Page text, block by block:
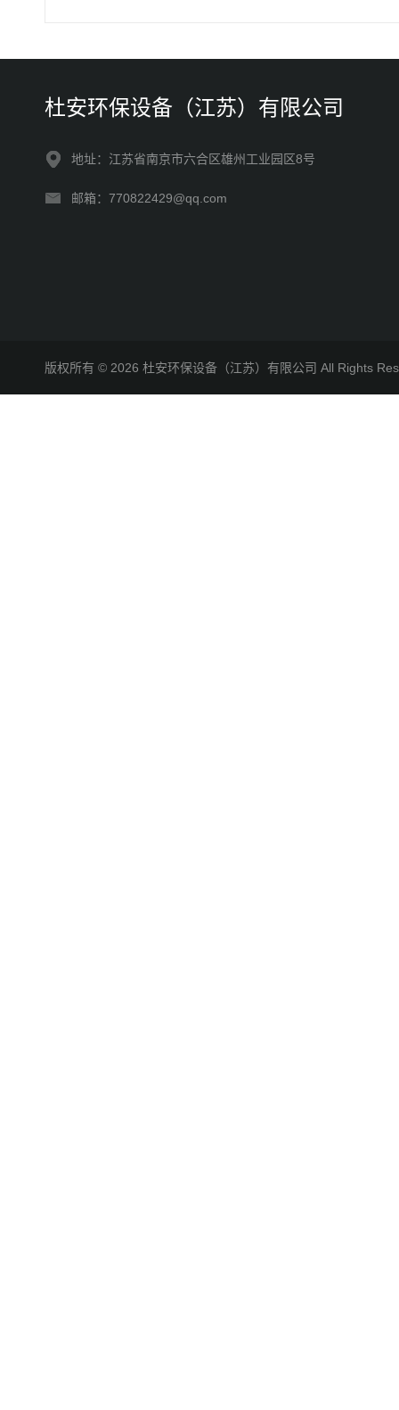
杜安环保设备（江苏）有限公司
地址：江苏省南京市六合区雄州工业园区8号
邮箱：770822429@qq.com
版权所有 © 2026 杜安环保设备（江苏）有限公司 All Rights